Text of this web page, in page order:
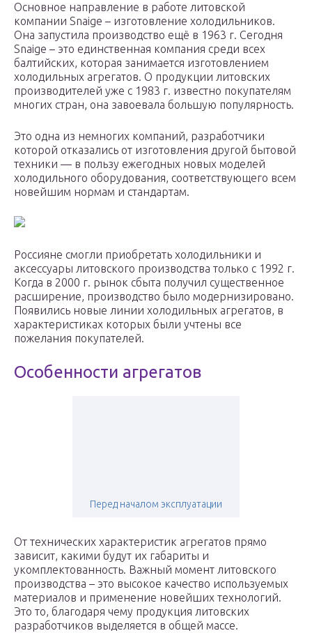
Основное направление в работе литовской
компании Snaige – изготовление холодильников.
Она запустила производство ещё в 1963 г. Сегодня
Snaige – это единственная компания среди всех
балтийских, которая занимается изготовлением
холодильных агрегатов. О продукции литовских
производителей уже с 1983 г. известно покупателям
многих стран, она завоевала большую популярность.
Это одна из немногих компаний, разработчики
которой отказались от изготовления другой бытовой
техники — в пользу ежегодных новых моделей
холодильного оборудования, соответствующего всем
новейшим нормам и стандартам.
Россияне смогли приобретать холодильники и
аксессуары литовского производства только с 1992 г.
Когда в 2000 г. рынок сбыта получил существенное
расширение, производство было модернизировано.
Появились новые линии холодильных агрегатов, в
характеристиках которых были учтены все
пожелания покупателей.
Особенности агрегатов
Перед началом эксплуатации
От технических характеристик агрегатов прямо
зависит, какими будут их габариты и
укомплектованность. Важный момент литовского
производства – это высокое качество используемых
материалов и применение новейших технологий.
Это то, благодаря чему продукция литовских
разработчиков выделяется в общей массе.